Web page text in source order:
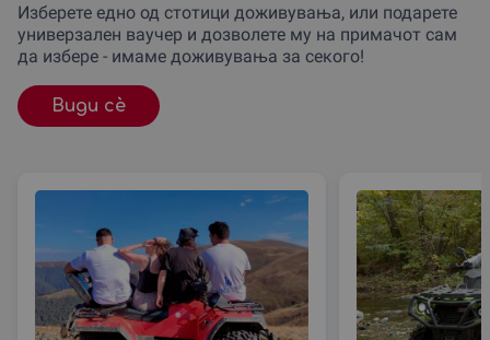
Изберете едно од стотици доживувања, или подарете
универзален ваучер и дозволете му на примачот сам
да избере - имаме доживувања за секого!
Види сè